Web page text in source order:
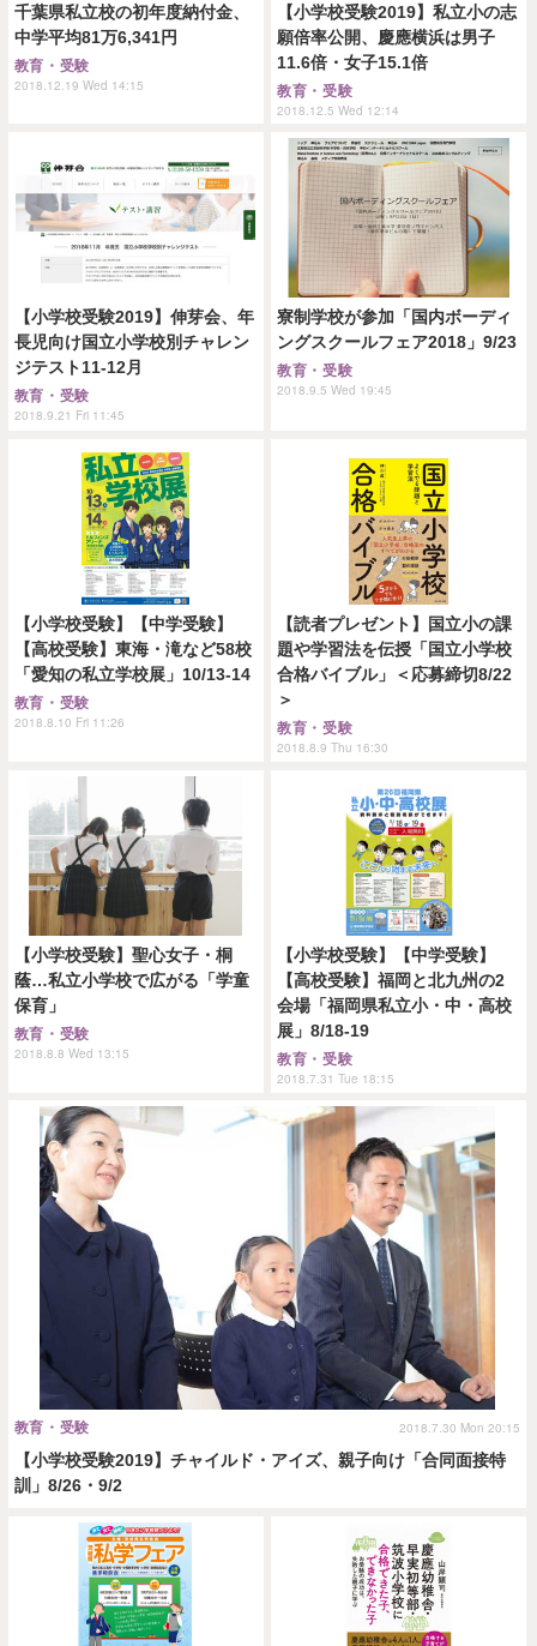
千葉県私立校の初年度納付金、
中学平均81万6,341円
教育・受験
2018.12.19 Wed 14:15
【小学校受験2019】私立小の志
願倍率公開、慶應横浜は男子
11.6倍・女子15.1倍
教育・受験
2018.12.5 Wed 12:14
【小学校受験2019】伸芽会、年
長児向け国立小学校別チャレン
ジテスト11-12月
教育・受験
2018.9.21 Fri 11:45
寮制学校が参加「国内ボーディ
ングスクールフェア2018」9/23
教育・受験
2018.9.5 Wed 19:45
【小学校受験】【中学受験】
【高校受験】東海・滝など58校
「愛知の私立学校展」10/13-14
教育・受験
2018.8.10 Fri 11:26
【読者プレゼント】国立小の課
題や学習法を伝授「国立小学校
合格バイブル」＜応募締切8/22
＞
教育・受験
2018.8.9 Thu 16:30
【小学校受験】聖心女子・桐
蔭…私立小学校で広がる「学童
保育」
教育・受験
2018.8.8 Wed 13:15
【小学校受験】【中学受験】
【高校受験】福岡と北九州の2
会場「福岡県私立小・中・高校
展」8/18-19
教育・受験
2018.7.31 Tue 18:15
【小学校受験2019】チャイルド・アイズ、親子向け「合同面接特
訓」8/26・9/2
教育・受験 2018.7.30 Mon 20:15